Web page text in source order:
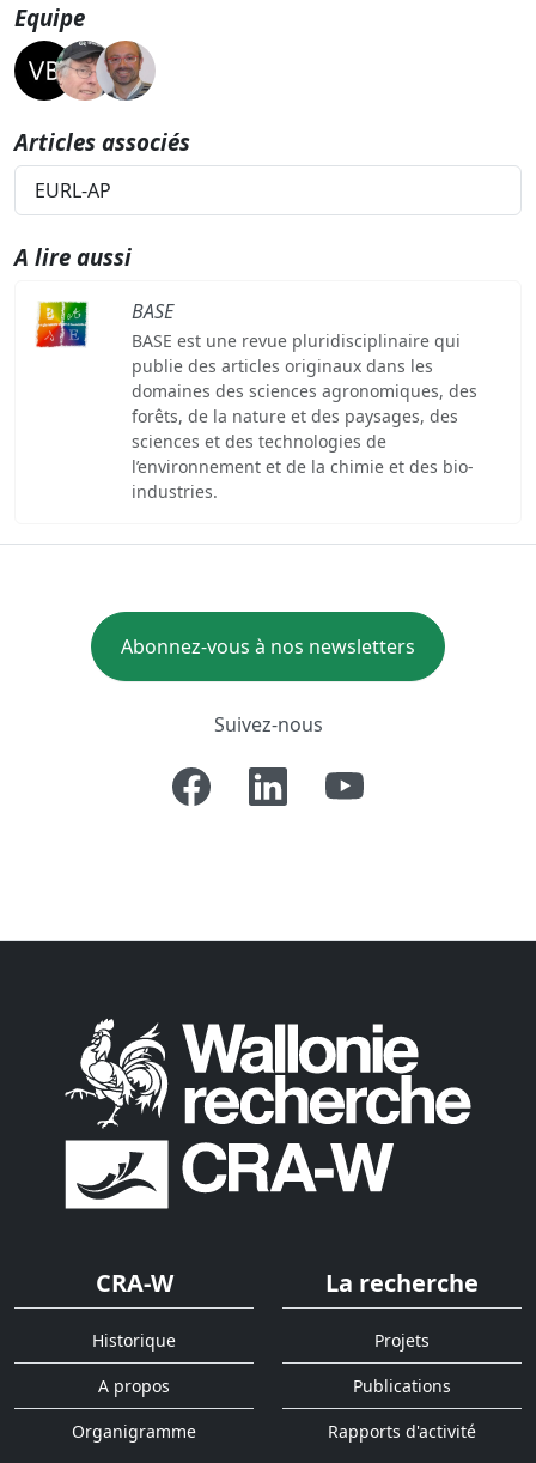
Equipe
Articles associés
EURL-AP
A lire aussi
BASE
BASE est une revue pluridisciplinaire qui
publie des articles originaux dans les
domaines des sciences agronomiques, des
forêts, de la nature et des paysages, des
sciences et des technologies de
l’environnement et de la chimie et des bio-
industries.
Abonnez-vous à nos newsletters
Suivez-nous
CRA-W
Historique
A propos
Organigramme
La recherche
Projets
Publications
Rapports d'activité